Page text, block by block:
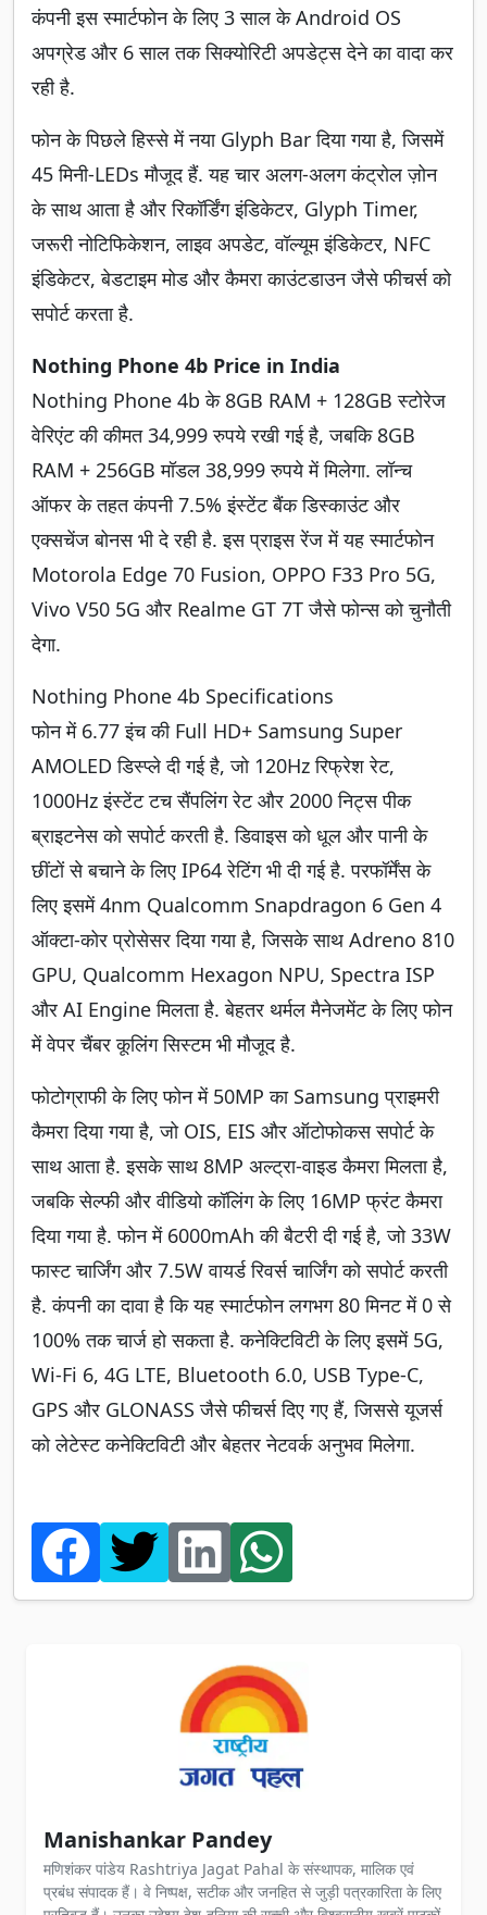
कंपनी इस स्मार्टफोन के लिए 3 साल के Android OS
अपग्रेड और 6 साल तक सिक्योरिटी अपडेट्स देने का वादा कर
रही है.
फोन के पिछले हिस्से में नया Glyph Bar दिया गया है, जिसमें
45 मिनी-LEDs मौजूद हैं. यह चार अलग-अलग कंट्रोल ज़ोन
के साथ आता है और रिकॉर्डिंग इंडिकेटर, Glyph Timer,
जरूरी नोटिफिकेशन, लाइव अपडेट, वॉल्यूम इंडिकेटर, NFC
इंडिकेटर, बेडटाइम मोड और कैमरा काउंटडाउन जैसे फीचर्स को
सपोर्ट करता है.
Nothing Phone 4b Price in India
Nothing Phone 4b के 8GB RAM + 128GB स्टोरेज
वेरिएंट की कीमत 34,999 रुपये रखी गई है, जबकि 8GB
RAM + 256GB मॉडल 38,999 रुपये में मिलेगा. लॉन्च
ऑफर के तहत कंपनी 7.5% इंस्टेंट बैंक डिस्काउंट और
एक्सचेंज बोनस भी दे रही है. इस प्राइस रेंज में यह स्मार्टफोन
Motorola Edge 70 Fusion, OPPO F33 Pro 5G,
Vivo V50 5G और Realme GT 7T जैसे फोन्स को चुनौती
देगा.
Nothing Phone 4b Specifications
फोन में 6.77 इंच की Full HD+ Samsung Super
AMOLED डिस्प्ले दी गई है, जो 120Hz रिफ्रेश रेट,
1000Hz इंस्टेंट टच सैंपलिंग रेट और 2000 निट्स पीक
ब्राइटनेस को सपोर्ट करती है. डिवाइस को धूल और पानी के
छींटों से बचाने के लिए IP64 रेटिंग भी दी गई है. परफॉर्मेंस के
लिए इसमें 4nm Qualcomm Snapdragon 6 Gen 4
ऑक्टा-कोर प्रोसेसर दिया गया है, जिसके साथ Adreno 810
GPU, Qualcomm Hexagon NPU, Spectra ISP
और AI Engine मिलता है. बेहतर थर्मल मैनेजमेंट के लिए फोन
में वेपर चैंबर कूलिंग सिस्टम भी मौजूद है.
फोटोग्राफी के लिए फोन में 50MP का Samsung प्राइमरी
कैमरा दिया गया है, जो OIS, EIS और ऑटोफोकस सपोर्ट के
साथ आता है. इसके साथ 8MP अल्ट्रा-वाइड कैमरा मिलता है,
जबकि सेल्फी और वीडियो कॉलिंग के लिए 16MP फ्रंट कैमरा
दिया गया है. फोन में 6000mAh की बैटरी दी गई है, जो 33W
फास्ट चार्जिंग और 7.5W वायर्ड रिवर्स चार्जिंग को सपोर्ट करती
है. कंपनी का दावा है कि यह स्मार्टफोन लगभग 80 मिनट में 0 से
100% तक चार्ज हो सकता है. कनेक्टिविटी के लिए इसमें 5G,
Wi-Fi 6, 4G LTE, Bluetooth 6.0, USB Type-C,
GPS और GLONASS जैसे फीचर्स दिए गए हैं, जिससे यूजर्स
को लेटेस्ट कनेक्टिविटी और बेहतर नेटवर्क अनुभव मिलेगा.
Manishankar Pandey
मणिशंकर पांडेय Rashtriya Jagat Pahal के संस्थापक, मालिक एवं
प्रबंध संपादक हैं। वे निष्पक्ष, सटीक और जनहित से जुड़ी पत्रकारिता के लिए